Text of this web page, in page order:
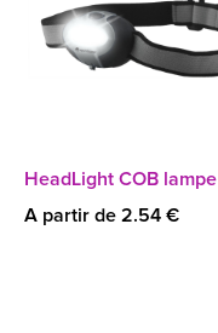
HeadLight COB lampe
A partir de 2.54 €